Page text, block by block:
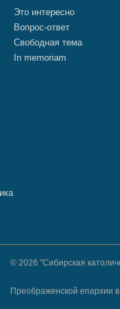
Это интересно
Вопрос-ответ
Свободная тема
In memoriam
© 2026 "Сибирская
Преображенской епархии